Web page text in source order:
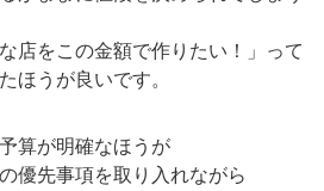
店をこの金額で作りたい！」って
ほうが良いです。
算が明確なほうが
優先事項を取り入れながら